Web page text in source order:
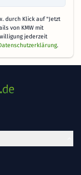
durch Klick auf "Jetzt
von KMW mit
jederzeit
.